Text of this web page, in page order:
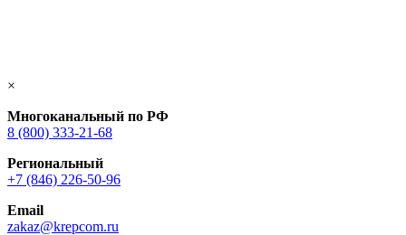
×
Многоканальный по РФ
8 (800) 333‑21-68
Региональный
+7 (846) 226-50-96
Email
zakaz@krepcom.ru